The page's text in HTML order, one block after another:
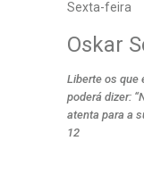
Sexta-feira
Oskar
Liberte os que
poderá dizer:
atenta para a
12